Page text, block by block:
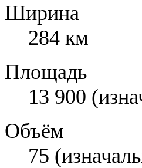
Ширина
284 км
Площадь
13 900
Объём
75